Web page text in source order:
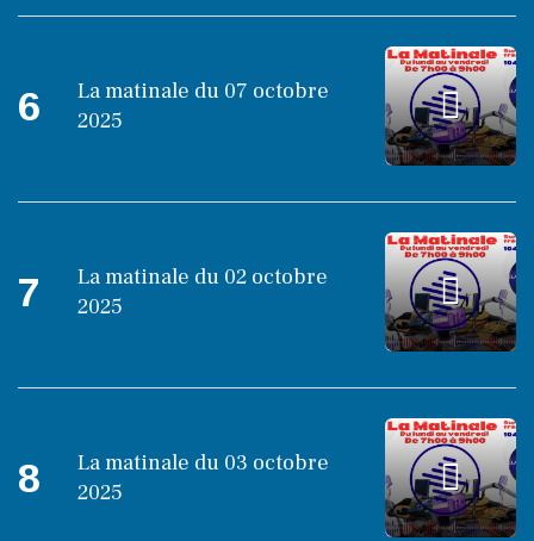
6
La matinale du 07 octobre
2025
7
La matinale du 02 octobre
2025
8
La matinale du 03 octobre
2025